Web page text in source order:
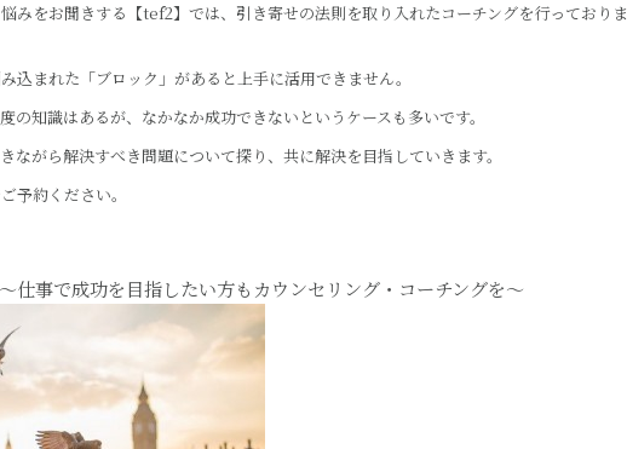
みをお聞きする【tef2】では、引き寄せの法則を取り入れたコーチングを行っておりま
込まれた「ブロック」があると上手に活用できません。
の知識はあるが、なかなか成功できないというケースも多いです。
ながら解決すべき問題について探り、共に解決を目指していきます。
予約ください。
仕事で成功を目指したい方もカウンセリング・コーチングを～